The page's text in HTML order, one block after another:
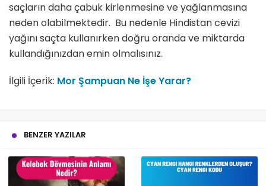
saçların daha çabuk kirlenmesine ve yağlanmasına
neden olabilmektedir. Bu nedenle Hindistan cevizi
yağını saçta kullanırken doğru oranda ve miktarda
kullandığınızdan emin olmalısınız.
İlgili İçerik: Mor Şampuan Ne İşe Yarar?
BENZER YAZILAR